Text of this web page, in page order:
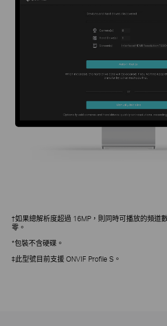
†如果總解析度超過 16MP，則同時可播放的頻道
零。
*包裝不含硬碟。
‡此型號目前支援 ONVIF Profile S。